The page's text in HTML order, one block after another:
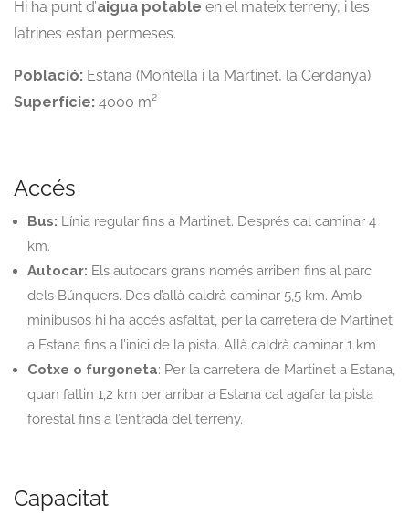
Hi ha punt d’aigua potable en el mateix terreny, i les
latrines estan permeses.
Població: Estana (Montellà i la Martinet, la Cerdanya)
Superfície: 4000 m²
Accés
Bus: Línia regular fins a Martinet. Després cal caminar 4
km.
Autocar: Els autocars grans només arriben fins al parc
dels Búnquers. Des d’allà caldrà caminar 5,5 km. Amb
minibusos hi ha accés asfaltat, per la carretera de Martinet
a Estana fins a l’inici de la pista. Allà caldrà caminar 1 km
Cotxe o furgoneta: Per la carretera de Martinet a Estana,
quan faltin 1,2 km per arribar a Estana cal agafar la pista
forestal fins a l’entrada del terreny.
Capacitat